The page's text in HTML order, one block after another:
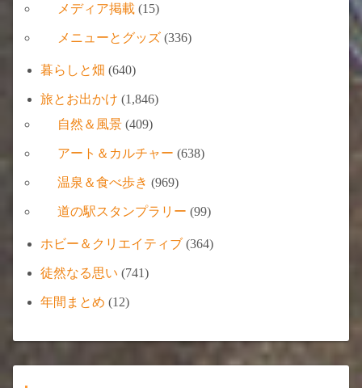
メディア掲載 (15)
メニューとグッズ (336)
暮らしと畑 (640)
旅とお出かけ (1,846)
自然＆風景 (409)
アート＆カルチャー (638)
温泉＆食べ歩き (969)
道の駅スタンプラリー (99)
ホビー＆クリエイティブ (364)
徒然なる思い (741)
年間まとめ (12)